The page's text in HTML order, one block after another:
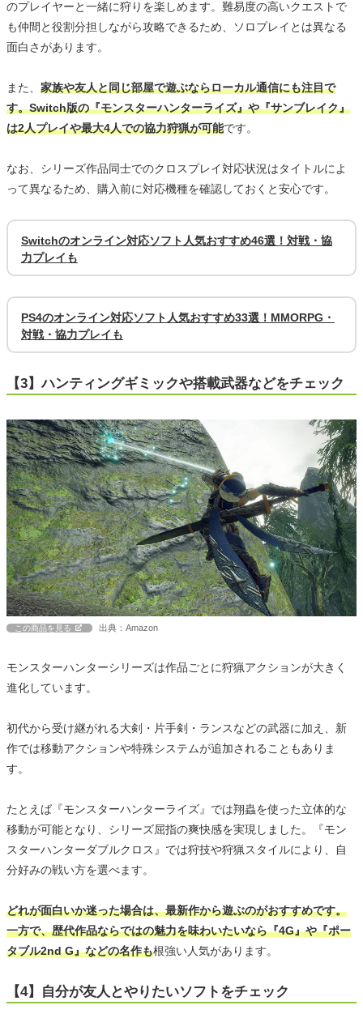
のプレイヤーと一緒に狩りを楽しめます。難易度の高いクエストで
も仲間と役割分担しながら攻略できるため、ソロプレイとは異なる
面白さがあります。
また、 家族や友人と同じ部屋で遊ぶならローカル通信にも注目で
す。Switch版の『モンスターハンターライズ』や『サンブレイク』
は2人プレイや最大4人での協力狩猟が可能です。
なお、シリーズ作品同士でのクロスプレイ対応状況はタイトルによ
って異なるため、購入前に対応機種を確認しておくと安心です。
Switchのオンライン対応ソフト人気おすすめ46選！対戦・協
力プレイも
PS4のオンライン対応ソフト人気おすすめ33選！MMORPG・
対戦・協力プレイも
【3】ハンティングギミックや搭載武器などをチェック
この商品を見る 出典：Amazon
モンスターハンターシリーズは作品ごとに狩猟アクションが大きく
進化しています。
初代から受け継がれる大剣・片手剣・ランスなどの武器に加え、新
作では移動アクションや特殊システムが追加されることもありま
す。
たとえば『モンスターハンターライズ』では翔蟲を使った立体的な
移動が可能となり、シリーズ屈指の爽快感を実現しました。『モン
スターハンターダブルクロス』では狩技や狩猟スタイルにより、自
分好みの戦い方を選べます。
どれが面白いか迷った場合は、最新作から遊ぶのがおすすめです。
一方で、歴代作品ならではの魅力を味わいたいなら『4G』や『ポー
タブル2nd G』などの名作も根強い人気があります。
【4】自分が友人とやりたいソフトをチェック